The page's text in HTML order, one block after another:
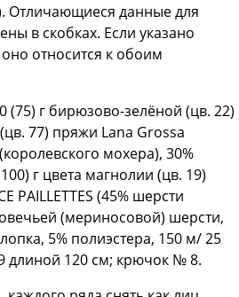
Отличающиеся данные для
в скобках. Если указано
относится к обоим
(75) г бирюзово-зелёной (цв. 22)
77) пряжи Lana Grossa
мохера), 30%
г цвета магнолии (цв. 19)
PAILLETTES (45% шерсти
(мериносовой) шерсти,
5% полиэстера, 150 м/ 25
длиной 120 см; крючок № 8.